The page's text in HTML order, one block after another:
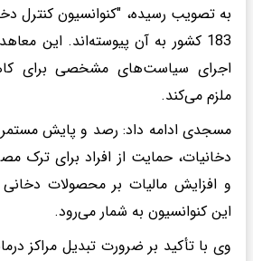
به تصویب رسیده، "کنوانسیون کنترل
183 کشور به آن پیوسته‌اند. این
اجرای سیاست‌های مشخصی برای
ملزم می‌کند.
مسجدی ادامه داد: رصد و پایش
دخانیات، حمایت از افراد برای ترک
و افزایش مالیات بر محصولات
این کنوانسیون به شمار می‌رود.
وی با تأکید بر ضرورت تبدیل مراکز